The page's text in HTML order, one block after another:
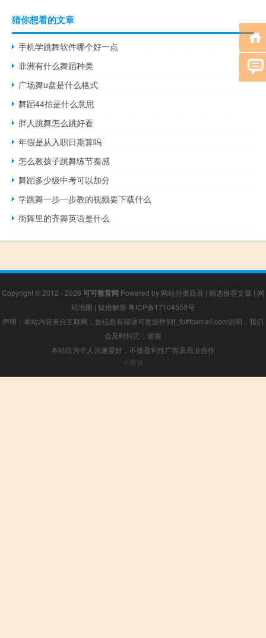
猜你想看的文章
手机学跳舞软件哪个好一点
非洲有什么舞蹈种类
广场舞u盘是什么格式
舞蹈44拍是什么意思
胖人跳舞怎么跳好看
年假是从入职日期算吗
怎么教孩子跳舞练节奏感
舞蹈多少级中考可以加分
学跳舞一步一步教的视频要下载什么
街舞里的齐舞英语是什么
Copyright © 2012 - 2026 可可教育网 Powered by 网站分类目录 | 精选推荐文章 | 网
站地图 | 疑难解答 粤ICP备17104559号
声明：本站内容来自互联网，如信息有错误可发邮件到f_fb#foxmail.com说明，我们
会及时纠正，谢谢
本站仅为个人兴趣爱好，不接盈利性广告及商业合作
小男孩